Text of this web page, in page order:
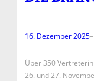
16. Dezember 2025–
Über 350
26. und 27.